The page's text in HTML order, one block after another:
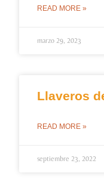
READ MORE »
marzo 29, 2023
Llaveros
READ MORE »
septiembre 23, 2022